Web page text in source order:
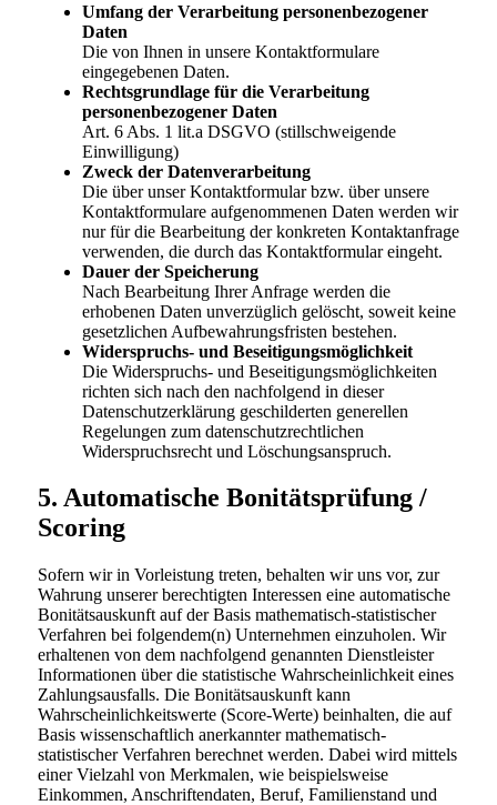
Umfang der Verarbeitung personenbezogener
Daten
Die von Ihnen in unsere Kontaktformulare
eingegebenen Daten.
Rechtsgrundlage für die Verarbeitung
personenbezogener Daten
Art. 6 Abs. 1 lit.a DSGVO (stillschweigende
Einwilligung)
Zweck der Datenverarbeitung
Die über unser Kontaktformular bzw. über unsere
Kontaktformulare aufgenommenen Daten werden wir
nur für die Bearbeitung der konkreten Kontaktanfrage
verwenden, die durch das Kontaktformular eingeht.
Dauer der Speicherung
Nach Bearbeitung Ihrer Anfrage werden die
erhobenen Daten unverzüglich gelöscht, soweit keine
gesetzlichen Aufbewahrungsfristen bestehen.
Widerspruchs- und Beseitigungsmöglichkeit
Die Widerspruchs- und Beseitigungsmöglichkeiten
richten sich nach den nachfolgend in dieser
Datenschutzerklärung geschilderten generellen
Regelungen zum datenschutzrechtlichen
Widerspruchsrecht und Löschungsanspruch.
5. Automatische Bonitätsprüfung /
Scoring
Sofern wir in Vorleistung treten, behalten wir uns vor, zur
Wahrung unserer berechtigten Interessen eine automatische
Bonitätsauskunft auf der Basis mathematisch-statistischer
Verfahren bei folgendem(n) Unternehmen einzuholen. Wir
erhaltenen von dem nachfolgend genannten Dienstleister
Informationen über die statistische Wahrscheinlichkeit eines
Zahlungsausfalls. Die Bonitätsauskunft kann
Wahrscheinlichkeitswerte (Score-Werte) beinhalten, die auf
Basis wissenschaftlich anerkannter mathematisch-
statistischer Verfahren berechnet werden. Dabei wird mittels
einer Vielzahl von Merkmalen, wie beispielsweise
Einkommen, Anschriftendaten, Beruf, Familienstand und